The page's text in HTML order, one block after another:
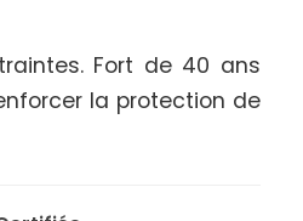
Fort de 40 ans
la protection de